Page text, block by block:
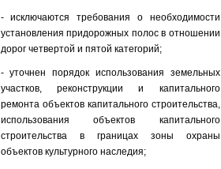
- исключаются требования о необходимости
установления придорожных полос в отношении
дорог четвертой и пятой категорий;
- уточнен порядок использования земельных
участков, реконструкции и капитального
ремонта объектов капитального строительства,
использования объектов капитального
строительства в границах зоны охраны
объектов культурного наследия;